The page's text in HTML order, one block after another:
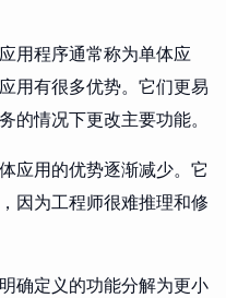
用程序通常称为单体应
用有很多优势。它们更易
的情况下更改主要功能。
应用的优势逐渐减少。它
因为工程师很难推理和修
确定义的功能分解为更小